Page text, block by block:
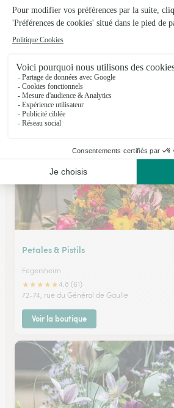
Floralia
Strasbourg
174, Route de Mittelhausbergen
Voir la boutique
Petales & Pistils
Fegersheim
★★★★★4.8 (61)
72-74, rue du Général de Gaulle
Voir la boutique